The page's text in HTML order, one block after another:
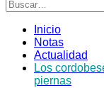
Inicio
Notas
Actualidad
Los
piernas